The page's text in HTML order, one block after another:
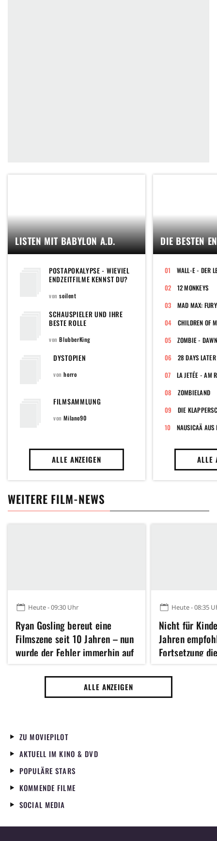
LISTEN MIT BABYLON A.D.
POSTAPOKALYPSE - WIEVIEL
ENDZEITFILME KENNST DU?
vonsoilent
SCHAUSPIELER UND IHRE
BESTE ROLLE
vonBlubberKing
DYSTOPIEN
vonhorro
FILMSAMMLUNG
vonMilano90
ALLE ANZEIGEN
DIE BESTEN
12 MONKEYS
MAD MAX:
CHILDREN OF
ZOMBIE -
28 DAYS LATER
LA JETÉE - AM
ZOMBIELAND
DIE
NAUSICAÄ AUS
ALLE
WEITERE FILM-NEWS
Heute - 09:30 Uhr
Ryan Gosling bereut eine
Filmszene seit 10 Jahren – nun
wurde der Fehler immerhin auf
dem Poster korrigiert
Heute - 08:35
Nicht für
Jahren
Fortsetzung
Serie,
100 besten
Zeiten, ist
ALLE ANZEIGEN
ZU MOVIEPILOT
AKTUELL IM KINO & DVD
POPULÄRE STARS
KOMMENDE FILME
SOCIAL MEDIA